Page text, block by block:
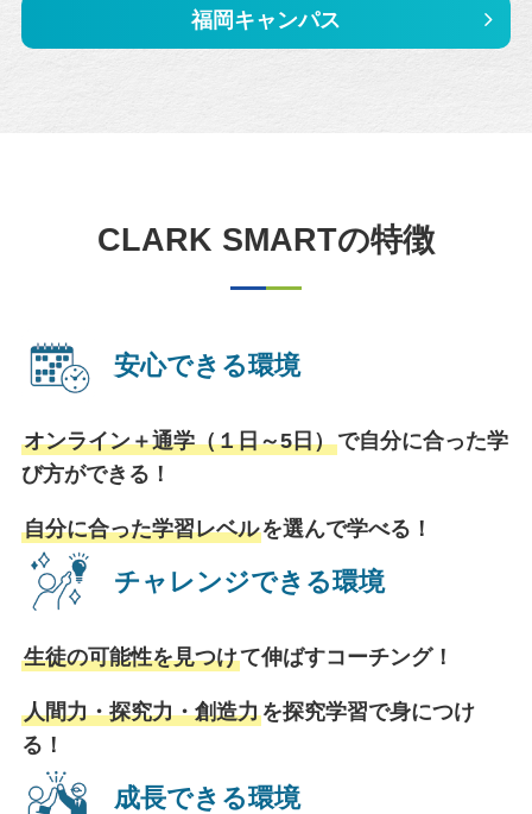
福岡キャンパス
CLARK SMARTの特徴
安心できる環境
オンライン＋通学（１日～5日）で自分に合った学
び方ができる！
自分に合った学習レベルを選んで学べる！
チャレンジできる環境
生徒の可能性を見つけて伸ばすコーチング！
人間力・探究力・創造力を探究学習で身につけ
る！
成長できる環境